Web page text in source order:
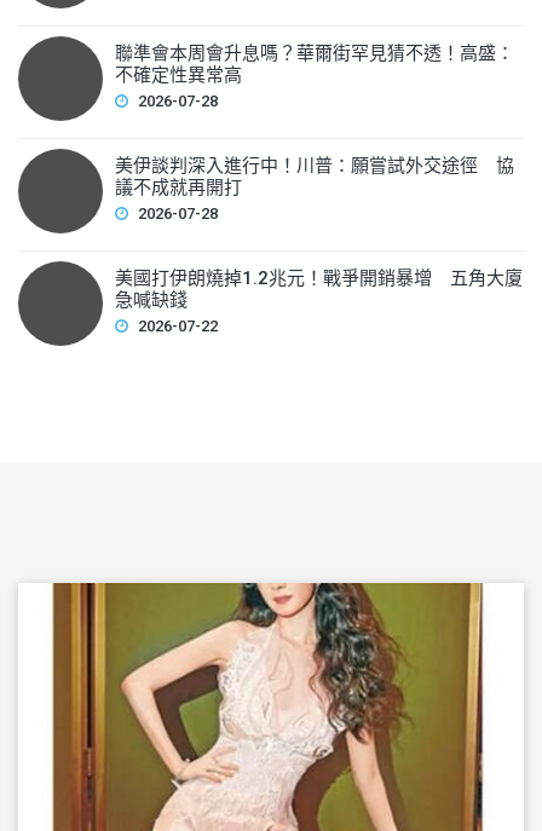
聯準會本周會升息嗎？華爾街罕見猜不透！高盛：
不確定性異常高
2026-07-28
美伊談判深入進行中！川普：願嘗試外交途徑 協
議不成就再開打
2026-07-28
美國打伊朗燒掉1.2兆元！戰爭開銷暴增 五角大廈
急喊缺錢
2026-07-22